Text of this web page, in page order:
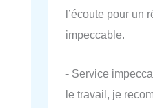
l’écoute pour un
impeccable.
- Service
le travail, je